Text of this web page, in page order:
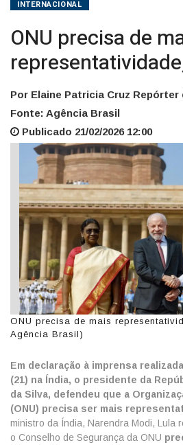
INTERNACIONAL
ONU precisa de
Por Elaine Patricia Cruz Repórter
Fonte: Agência Brasil
Publicado 21/02/2026 12:00
ONU precisa de mais
Agência Brasil)
Em declaração à imprensa
(21) na Índia, o presidente da
da Silva, defendeu que a
(ONU) precisa ser mais
ministro da Índia, Narendra Modi, Lula
o Conselho de Segurança da ONU